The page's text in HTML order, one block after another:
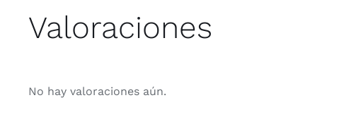
Valoraciones
No hay valoraciones aún.